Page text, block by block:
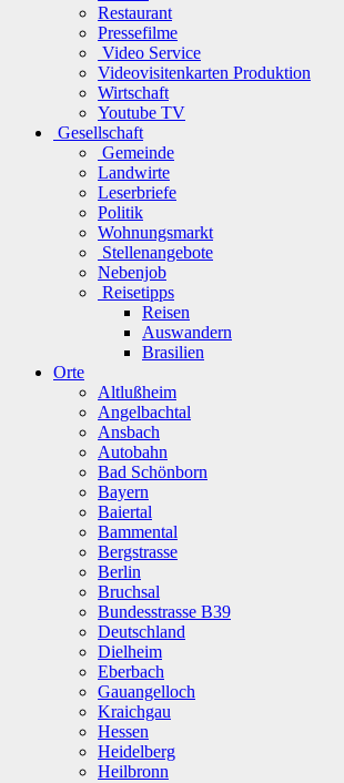
Restaurant
Pressefilme
Video Service
Videovisitenkarten Produktion
Wirtschaft
Youtube TV
Gesellschaft
Gemeinde
Landwirte
Leserbriefe
Politik
Wohnungsmarkt
Stellenangebote
Nebenjob
Reisetipps
Reisen
Auswandern
Brasilien
Orte
Altlußheim
Angelbachtal
Ansbach
Autobahn
Bad Schönborn
Bayern
Baiertal
Bammental
Bergstrasse
Berlin
Bruchsal
Bundesstrasse B39
Deutschland
Dielheim
Eberbach
Gauangelloch
Kraichgau
Hessen
Heidelberg
Heilbronn